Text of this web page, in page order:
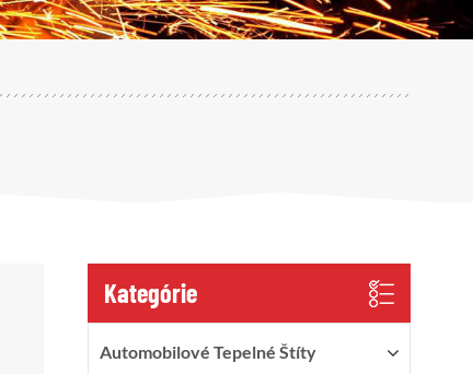
Kategórie
Automobilové Tepelné Štíty